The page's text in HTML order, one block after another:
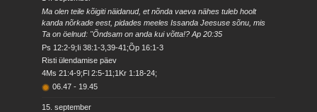
Ma olen teile kõigiti näidanud, et nõnda vaeva nähes tuleb hoolt
kanda nõrkade eest, pidades meeles Issanda Jeesuse sõnu, mis
Ta on öelnud: "Õndsam on anda kui võtta!? Ap 20:35
Ps 12:2-9;Ii 38:1-3,39-41;Õp 16:1-3
Risti ülendamise päev
4Ms 21:4-9;Fl 2:5-11;1Kr 1:18-24;
06.47 - 19.45
15. september